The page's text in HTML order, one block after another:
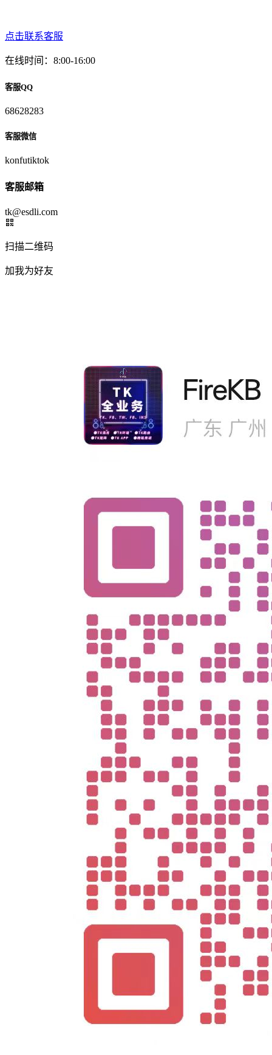
点击联系客服
在线时间：8:00-16:00
客服QQ
68628283
客服微信
konfutiktok
客服邮箱
tk@esdli.com
扫描二维码
加我为好友